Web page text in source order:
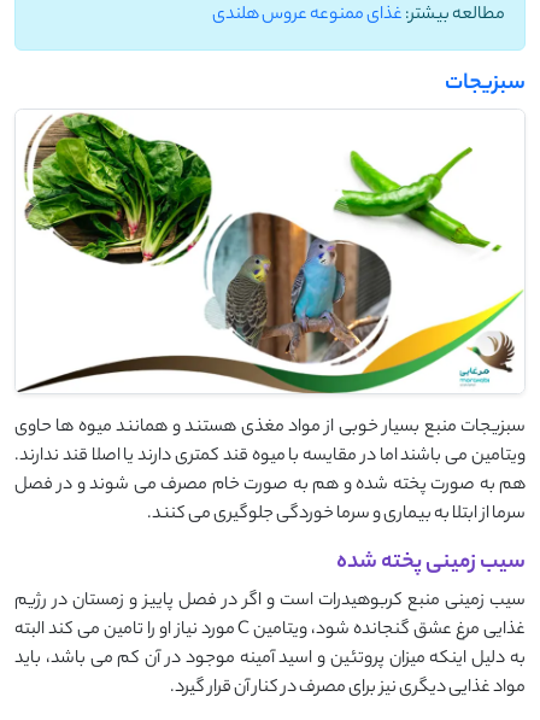
مطالعه بیشتر:غذای ممنوعه عروس هلندی
سبزیجات
سبزیجات منبع بسیار خوبی از مواد مغذی هستند و همانند میوه ها حاوی
ویتامین می باشند اما در مقایسه با میوه قند کمتری دارند یا اصلا قند ندارند.
هم به صورت پخته شده و هم به صورت خام مصرف می شوند و در فصل
سرما از ابتلا به بیماری و سرما خوردگی جلوگیری می کنند.
سیب زمینی پخته شده
سیب زمینی منبع کربوهیدرات است و اگر در فصل پاییز و زمستان در رژیم
غذایی مرغ عشق گنجانده شود، ویتامین C مورد نیاز او را تامین می کند البته
به دلیل اینکه میزان پروتئین و اسید آمینه موجود در آن کم می باشد، باید
مواد غذایی دیگری نیز برای مصرف در کنار آن قرار گیرد.